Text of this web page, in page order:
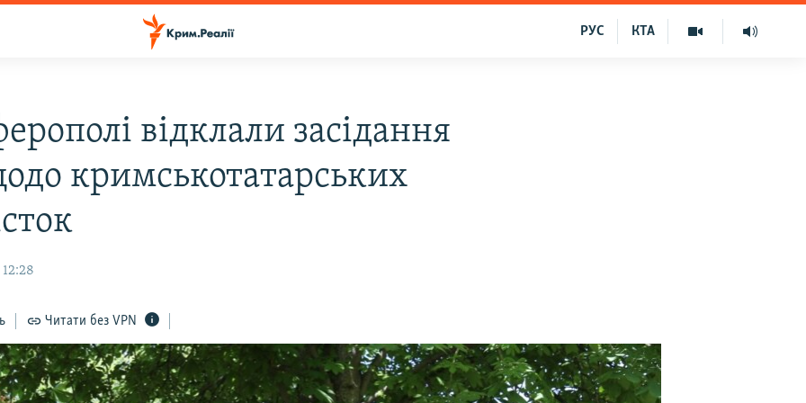
КТА
РУС
відклали засідання
кримськотатарських
Читати без VPN